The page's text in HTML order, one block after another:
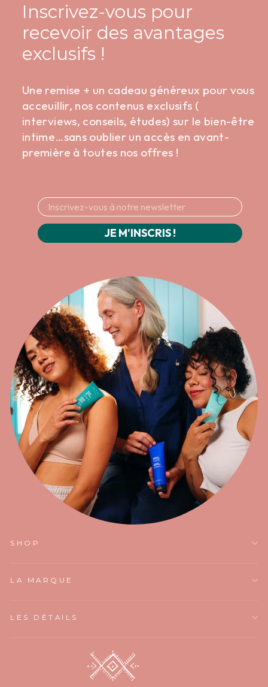
Inscrivez-vous pour
recevoir des avantages
exclusifs !
Une remise + un cadeau généreux pour vous
acceuillir, nos contenus exclusifs (
interviews, conseils, études) sur le bien-être
intime…sans oublier un accès en avant-
première à toutes nos offres !
JE M'INSCRIS !
SHOP
LA MARQUE
LES DÉTAILS